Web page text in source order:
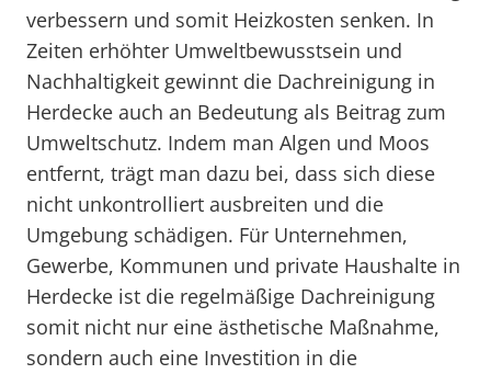
verbessern und somit Heizkosten senken. In
Zeiten erhöhter Umweltbewusstsein und
Nachhaltigkeit gewinnt die Dachreinigung in
Herdecke auch an Bedeutung als Beitrag zum
Umweltschutz. Indem man Algen und Moos
entfernt, trägt man dazu bei, dass sich diese
nicht unkontrolliert ausbreiten und die
Umgebung schädigen. Für Unternehmen,
Gewerbe, Kommunen und private Haushalte in
Herdecke ist die regelmäßige Dachreinigung
somit nicht nur eine ästhetische Maßnahme,
sondern auch eine Investition in die